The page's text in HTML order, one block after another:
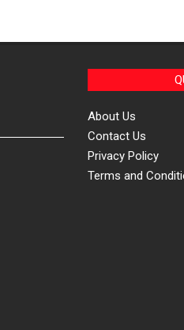
About Us
Contact Us
Privacy Policy
Terms and